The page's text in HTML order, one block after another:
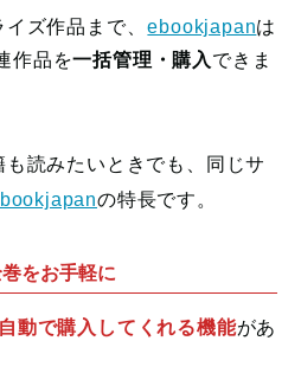
ズ作品まで、 ebookjapanは
作品を一括管理・購入できま
読みたいときでも、同じサ
の特長です。
をお手軽に
動で購入してくれる機能があ